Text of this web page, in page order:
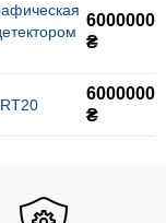
6000000
₴
6000000
₴